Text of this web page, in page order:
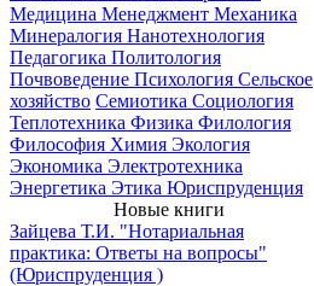
Медицина Менеджмент Механика
Минералогия Нанотехнология
Педагогика Политология
Почвоведение Психология Сельское
хозяйство Семиотика Социология
Теплотехника Физика Филология
Философия Химия Экология
Экономика Электротехника
Энергетика Этика Юриспруденция
Новые книги
Зайцева Т.И. "Нотариальная
практика: Ответы на вопросы"
(Юриспруденция )